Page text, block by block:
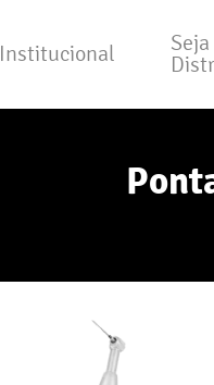
Institucional